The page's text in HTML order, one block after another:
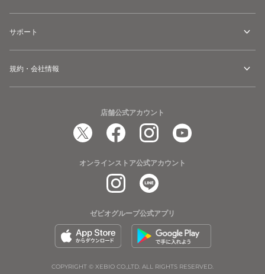
サポート
規約・会社情報
店舗公式アカウント
オンラインストア公式アカウント
ゼビオグループ公式アプリ
COPYRIGHT © XEBIO CO.,LTD. ALL RIGHTS RESERVED.